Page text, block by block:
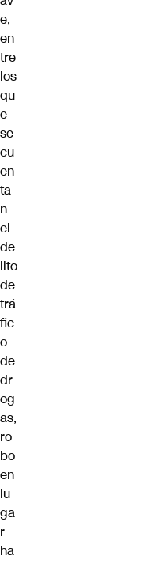
e,
en
tre
los
qu
e
se
cu
en
ta
n
el
de
lito
de
trá
fic
o
de
dr
og
as,
ro
bo
en
lu
ga
r
ha